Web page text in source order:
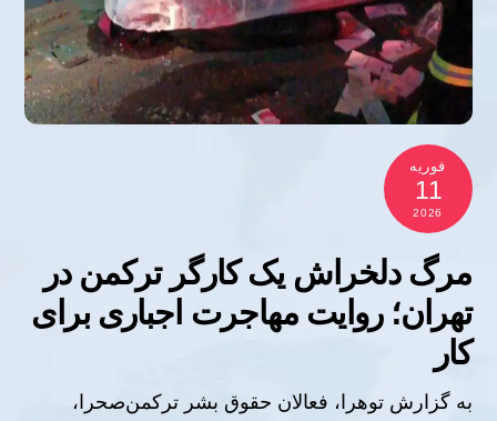
فوریه
11
2026
مرگ دلخراش یک کارگر ترکمن در
تهران؛ روایت مهاجرت اجباری برای
کار
به گزارش توهرا، فعالان حقوق بشر ترکمن‌صحرا،